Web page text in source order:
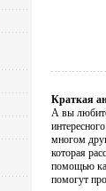
Краткая
А вы
многом
которая
помощью
помогут